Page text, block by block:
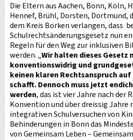
Die Eltern aus Aachen, Bonn, Köln,
Hennef, Brühl, Dorsten, Dortmund,
dem Kreis Borken verlangen, dass
Schulrechtsänderungsgesetz nun
Regeln für den Weg zur inklusiven
werden. „Wir halten dieses Gesetz
konventionswidrig und
keinen klaren Rechtsanspruch
schafft. Dennoch muss jetzt
werden, das ist vier Jahre nach der
Konvention und über dreissig Jahre
integrativen Schulversuchen von
Behinderungen in Bonn das
von Gemeinsam Leben –